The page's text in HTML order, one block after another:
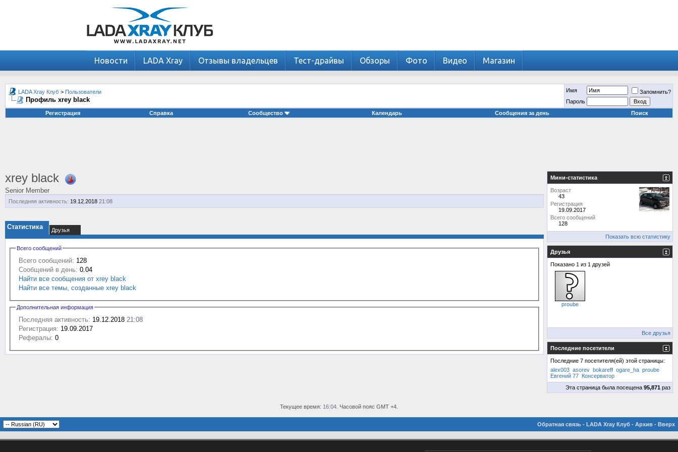
Новости LADA Xray Отзывы владельцев Тест-драйвы Обзоры Фото Видео Магазин
LADA Xray Клуб > Пользователи
Профиль xrey black
Имя
Запомнить?
Пароль
Регистрация
Справка Сообщество Календарь Сообщения за день Поиск
xrey black
Senior Member
Последняя активность: 19.12.2018 21:08
Статистика Друзья
Всего сообщений
Всего сообщений: 128
Сообщений в день: 0.04
Найти все сообщения от xrey black
Найти все темы, созданные xrey black
Дополнительная информация
Последняя активность: 19.12.2018 21:08
Регистрация: 19.09.2017
Рефералы: 0
Мини-статистика
Возраст
43
Регистрация
19.09.2017
Всего сообщений
128
Показать всю статистику
Друзья
Показано 1 из 1 друзей
proube
Все друзья
Последние посетители
Последние 7 посетителя(ей) этой страницы:
alex003 asorev bokareff ogare_ha proube
Евгений 77 Консерватор
Эта страница была посещена 95,871 раз
Текущее время: 16:04 . Часовой пояс GMT +4.
Обратная связь - LADA Xray Клуб - Архив - Вверх